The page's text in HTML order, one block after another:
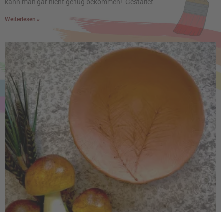
kann man gar nicht genug bekommen! Gestaltet
Weiterlesen »